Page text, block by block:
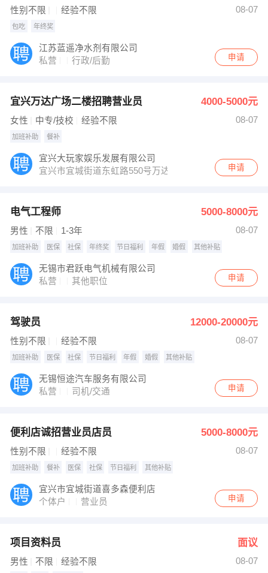
性别不限 经验不限 08-07
包吃 年终奖
江苏蓝遥净水剂有限公司
私营
行政/后勤 申请
宜兴万达广场二楼招聘营业员 4000-5000元
女性 中专/技校 经验不限 08-07
加班补助 餐补
宜兴大玩家娱乐发展有限公司
宜兴市宜城街道东虹路550号万达广场二楼
申请
电气工程师 5000-8000元
男性 不限 1-3年 08-07
加班补助 医保 社保 年终奖 节日福利 年假 婚假 其他补贴
无锡市君跃电气机械有限公司
私营
其他职位 申请
驾驶员 12000-20000元
性别不限 经验不限 08-07
加班补助 医保 社保 节日福利 年假 婚假 其他补贴
无锡恒途汽车服务有限公司
私营
司机/交通 申请
便利店诚招营业员店员 5000-8000元
性别不限 经验不限 08-07
加班补助 餐补 医保 社保 节日福利 其他补贴
宜兴市宜城街道喜多森便利店
个体户
营业员 申请
项目资料员 面议
男性 不限 经验不限 08-07